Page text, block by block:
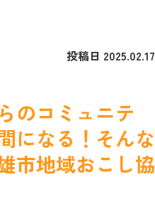
投稿日 2025.02.17
のコミュニテ
になる！そんな
市地域おこし協